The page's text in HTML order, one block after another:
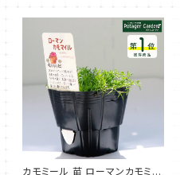
カモミール 苗 ローマンカモミー